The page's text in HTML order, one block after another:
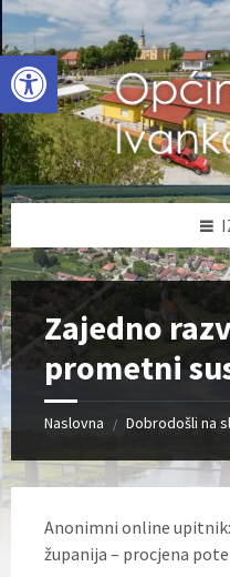
Open toolbar
Skip
to
content
Skip
to
left
sidebar
Skip
to
footer
Zajedno
prometni
Naslovna / Dobrodošli na
Anonimni online
županija – procjena